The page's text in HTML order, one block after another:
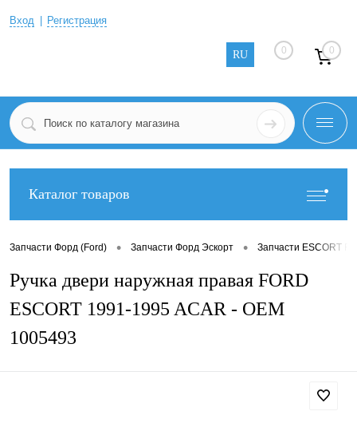
Вход Регистрация
RU 0 0
Каталог товаров
Запчасти Форд (Ford) • Запчасти Форд Эскорт • Запчасти ESCORT
Ручка двери наружная правая FORD
ESCORT 1991-1995 ACAR - OEM
1005493